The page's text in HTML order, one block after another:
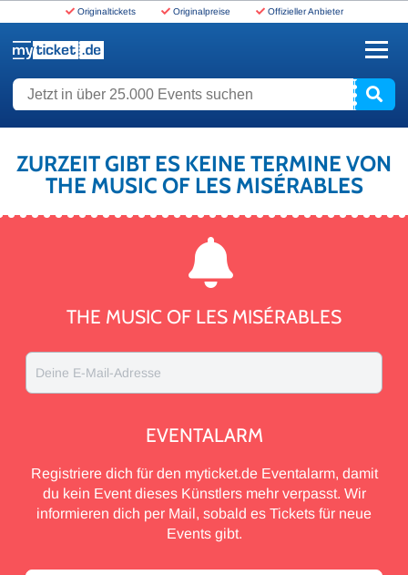
Originaltickets Originalpreise Offizieller Anbieter
Jetzt in über 25.000 Events suchen
ZURZEIT GIBT ES KEINE TERMINE VON
THE MUSIC OF LES MISÉRABLES
THE MUSIC OF LES MISÉRABLES
Deine E-Mail-Adresse
EVENTALARM
Registriere dich für den myticket.de Eventalarm, damit
du kein Event dieses Künstlers mehr verpasst. Wir
informieren dich per Mail, sobald es Tickets für neue
Events gibt.